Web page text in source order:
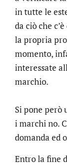
in tutte le
da ciò che
la propria
momento,
interessate
marchio.
Si pone però
i marchi no.
domanda ed
Entro la fine